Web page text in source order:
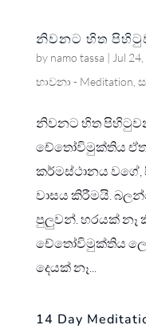
නිවනට හිත
by namo tassa | Jul
භාවනා - Meditation
නිවනට හිත
චේතෝවිමුක්තිය
කර්මස්ථානය වගේ,
වාසය කිරීමයි.
පුලුවන්. හරයක් නෑ
චේතෝවිමුක්තිය
දෙයක් නෑ...
14 Day